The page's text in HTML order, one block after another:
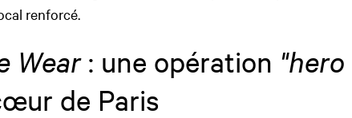
renforcé.
Wear: une opération "hero
de Paris